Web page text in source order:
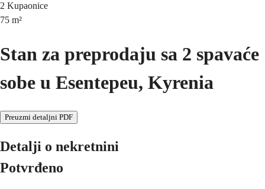
2 Kupaonice
75 m²
Stan za preprodaju sa 2 spavaće
sobe u Esentepeu, Kyrenia
Preuzmi detaljni PDF
Detalji o nekretnini
Potvrđeno